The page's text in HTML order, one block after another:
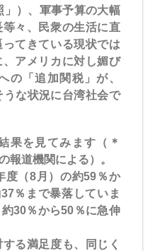
）、軍事予算の大幅
々、民衆の生活に直
てきている現状では
アメリカに対し媚び
の「追加関税」が、
うな状況に台湾社会で
果を見てみます（＊
報道機関による）。
（8月）の約59％か
％まで暴落していま
30％から50％に急伸
る満足度も、同じく